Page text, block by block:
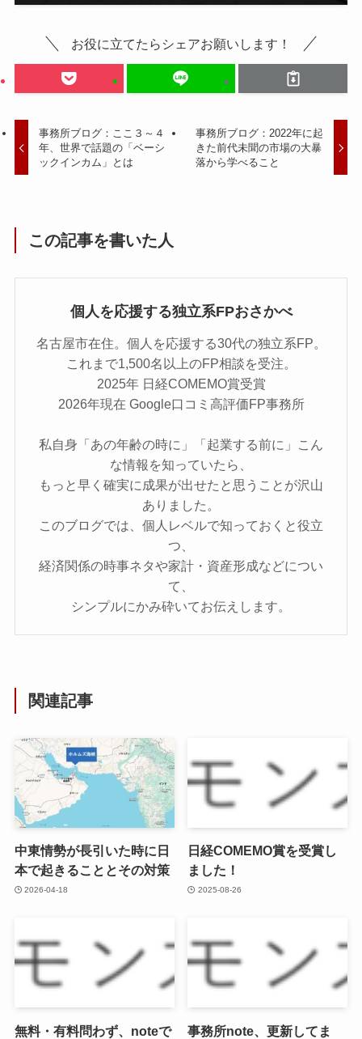
お役に立てたらシェアお願いします！
事務所ブログ：ここ３～４
年、世界で話題の「ベーシ
ックインカム」とは
事務所ブログ：2022年に起
きた前代未聞の市場の大暴
落から学べること
この記事を書いた人
個人を応援する独立系FPおさかべ
名古屋市在住。個人を応援する30代の独立系FP。
これまで1,500名以上のFP相談を受注。
2025年 日経COMEMO賞受賞
2026年現在 Google口コミ高評価FP事務所
私自身「あの年齢の時に」「起業する前に」こん
な情報を知っていたら、
もっと早く確実に成果が出せたと思うことが沢山
ありました。
このブログでは、個人レベルで知っておくと役立
つ、
経済関係の時事ネタや家計・資産形成などについ
て、
シンプルにかみ砕いてお伝えします。
関連記事
中東情勢が長引いた時に日
本で起きることとその対策
2026-04-18
日経COMEMO賞を受賞し
ました！
2025-08-26
無料・有料問わず、noteで
事務所note、更新してま